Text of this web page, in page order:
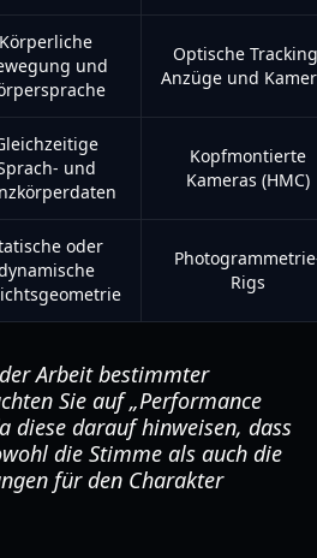
Körperliche
und
Optische
Anzüge und
und
Kopfmontierte
Kameras (HMC)
oder
Rigs
Arbeit bestimmter
Sie auf „Performance
diese darauf hinweisen, dass
die Stimme als auch die
für den Charakter